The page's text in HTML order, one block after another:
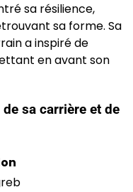
sa résilience,
sa forme. Sa
a inspiré de
en avant son
sa carrière et de